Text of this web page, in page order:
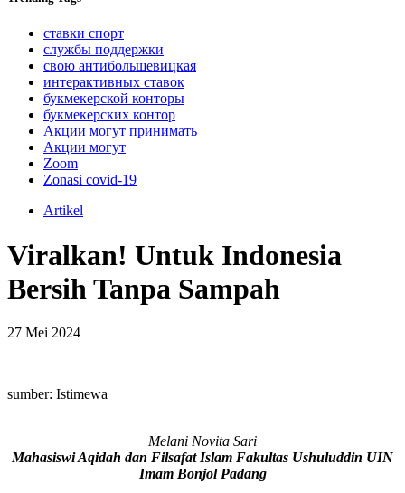
ставки спорт
службы поддержки
свою антибольшевицкая
интерактивных ставок
букмекерской конторы
букмекерских контор
Акции могут принимать
Акции могут
Zoom
Zonasi covid-19
Artikel
Viralkan! Untuk Indonesia
Bersih Tanpa Sampah
27 Mei 2024
sumber: Istimewa
Melani Novita Sari
Mahasiswi Aqidah dan Filsafat Islam Fakultas Ushuluddin UIN
Imam Bonjol Padang